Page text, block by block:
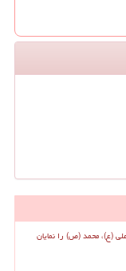
(ع)، محمد (ص) را نمایان